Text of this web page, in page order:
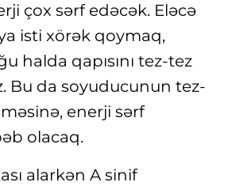
çox sərf edəcək. Eləcə
isti xörək qoymaq,
halda qapısını tez-tez
Bu da soyuducunun tez-
enerji sərf
olacaq.
alarkən A sinif